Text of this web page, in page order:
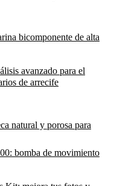
bicomponente de alta
avanzado para el
de arrecife
natural y porosa para
bomba de movimiento